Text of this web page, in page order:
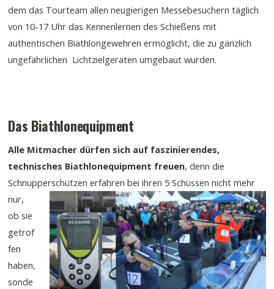
dem das Tourteam allen neugierigen Messebesuchern täglich
von 10-17 Uhr das Kennenlernen des Schießens mit
authentischen Biathlongewehren ermöglicht, die zu gänzlich
ungefährlichen Lichtzielgeräten umgebaut wurden.
Das Biathlonequipment
Alle Mitmacher dürfen sich auf faszinierendes,
technisches Biathlonequipment freuen, denn die
Schnupperschützenerfahren bei ihren 5 Schüssen nicht mehr
nur,
ob sie
getrof
fen
haben,
sonde